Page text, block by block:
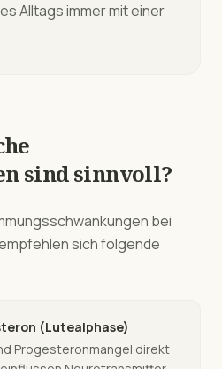
Alltags immer mit einer
sind sinnvoll?
bei
sich folgende
(Lutealphase)
Progesteronmangel direkt